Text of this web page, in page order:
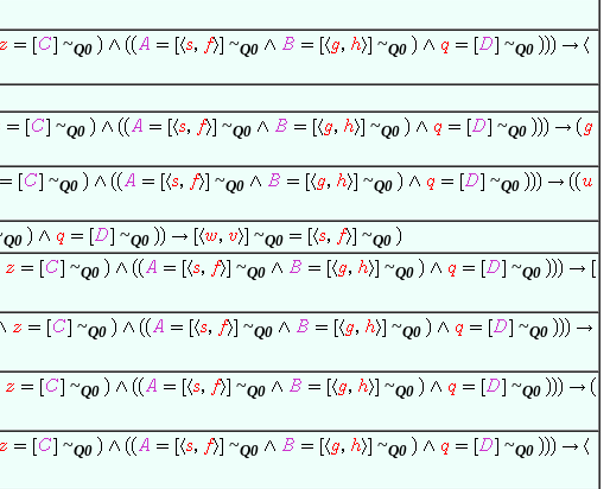
~Q0 ~Q0 ~Q0 ~Q0
~Q0 ~Q0 ~Q0 ~Q0
~Q0 ~Q0 ~Q0 ~Q0
Q0 ~Q0 ~Q0 ~Q0
~Q0 ~Q0 ~Q0 ~Q0
~Q0 ~Q0 ~Q0 ~Q0
~Q0 ~Q0 ~Q0 ~Q0
~Q0 ~Q0 ~Q0 ~Q0